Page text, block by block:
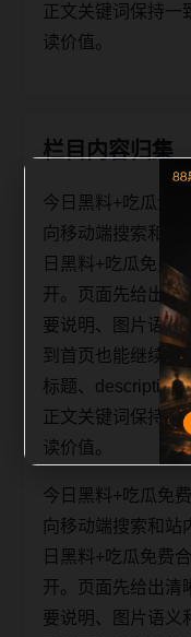
正文关键词保持一
读价值。
栏目内容归集
今日黑料+吃瓜免
向移动端搜索和站
日黑料+吃瓜免费
开。页面先给出清
要说明、图片语义
到首页也能继续浏
标题、description
正文关键词保持一
读价值。
今日黑料+吃瓜免
向移动端搜索和站
日黑料+吃瓜免费
开。页面先给出清
要说明、图片语义